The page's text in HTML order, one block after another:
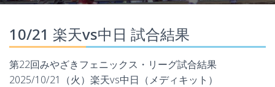
10/21 楽天vs中日 試合結果
第22回みやざきフェニックス・リーグ試合結果
2025/10/21（火）楽天vs中日（メディキット）